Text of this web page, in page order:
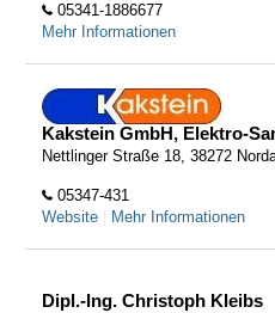
05341-1886677
Mehr Informationen
Kakstein GmbH, Elektro-
Nettlinger Straße 18, 38272
05347-431
Website
Mehr Informationen
Dipl.-Ing. Christoph Kleibs